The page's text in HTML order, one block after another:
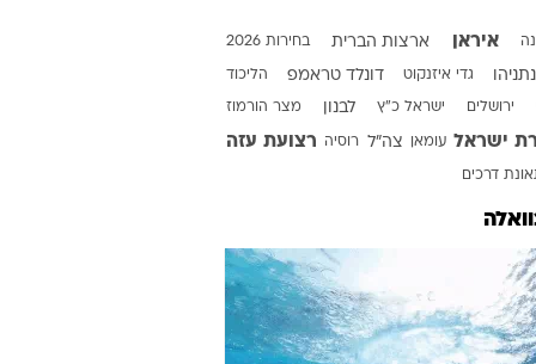
100 ימים למלחמה
100 ימים לממשלת נתניהו ה-6
שנה למלחמה באוקראינה
בחירות בארה"ב
סוגרים שנה
המהדורה
ירושלים
חיפה
נתניה
ראש השנה
סוכות
חנוכה
איראן ארצות הברית בחירות 2026
גדי איזנקוט דונלד טראמפ הליכוד
ירושלים ישראל כ"ץ לבנון מצר הורמוז
ישראל עומאן צה"ל רוסיה רצועת עזה
דרכים